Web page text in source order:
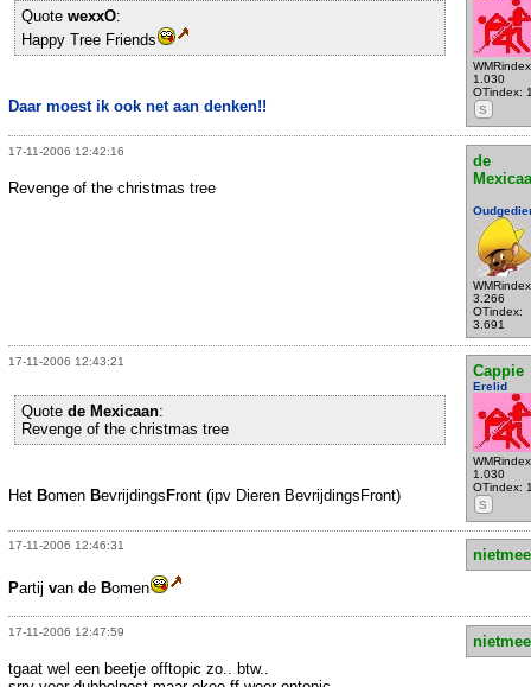
1.030
OTindex:
S
Quote wexxO:
Happy Tree Friends
Daar moest ik ook net aan denken!!
17-11-2006 12:42:16
de
3.266
OTindex:
3.691
Revenge of the christmas tree
17-11-2006 12:43:21
Cappie
Erelid
1.030
OTindex:
S
Quote de Mexicaan:
Revenge of the christmas tree
Het Bomen Bevrijdings Front (ipv Dieren BevrijdingsFront)
17-11-2006 12:46:31
Partij van de Bomen
17-11-2006 12:47:59
tgaat wel een beetje offtopic zo.. btw..